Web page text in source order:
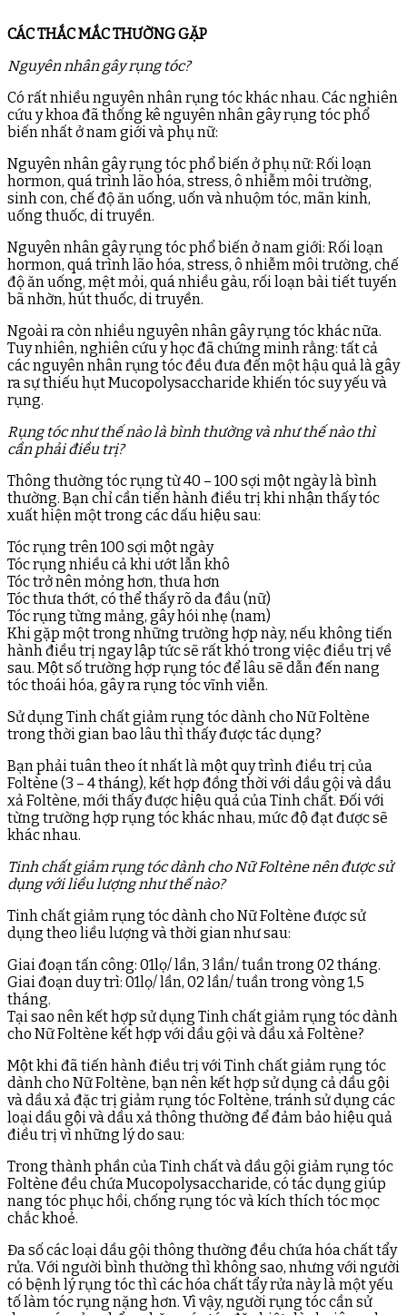
CÁC THẮC MẮC THƯỜNG GẶP
Nguyên nhân gây rụng tóc?
Có rất nhiều nguyên nhân rụng tóc khác nhau. Các nghiên
cứu y khoa đã thống kê nguyên nhân gây rụng tóc phổ
biến nhất ở nam giới và phụ nữ:
Nguyên nhân gây rụng tóc phổ biến ở phụ nữ: Rối loạn
hormon, quá trình lão hóa, stress, ô nhiễm môi trường,
sinh con, chế độ ăn uống, uốn và nhuộm tóc, mãn kinh,
uống thuốc, di truyền.
Nguyên nhân gây rụng tóc phổ biến ở nam giới: Rối loạn
hormon, quá trình lão hóa, stress, ô nhiễm môi trường, chế
độ ăn uống, mệt mỏi, quá nhiều gàu, rối loạn bài tiết tuyến
bã nhờn, hút thuốc, di truyền.
Ngoài ra còn nhiều nguyên nhân gây rụng tóc khác nữa.
Tuy nhiên, nghiên cứu y học đã chứng minh rằng: tất cả
các nguyên nhân rụng tóc đều đưa đến một hậu quả là gây
ra sự thiếu hụt Mucopolysaccharide khiến tóc suy yếu và
rụng.
Rụng tóc như thế nào là bình thường và như thế nào thì
cần phải điều trị?
Thông thường tóc rụng từ 40 – 100 sợi một ngày là bình
thường. Bạn chỉ cần tiến hành điều trị khi nhận thấy tóc
xuất hiện một trong các dấu hiệu sau:
Tóc rụng trên 100 sợi một ngày
Tóc rụng nhiều cả khi ướt lẫn khô
Tóc trở nên mỏng hơn, thưa hơn
Tóc thưa thớt, có thể thấy rõ da đầu (nữ)
Tóc rụng từng mảng, gây hói nhẹ (nam)
Khi gặp một trong những trường hợp này, nếu không tiến
hành điều trị ngay lập tức sẽ rất khó trong việc điều trị về
sau. Một số trường hợp rụng tóc để lâu sẽ dẫn đến nang
tóc thoái hóa, gây ra rụng tóc vĩnh viễn.
Sử dụng Tinh chất giảm rụng tóc dành cho Nữ Foltène
trong thời gian bao lâu thì thấy được tác dụng?
Bạn phải tuân theo ít nhất là một quy trình điều trị của
Foltène (3 – 4 tháng), kết hợp đồng thời với dầu gội và dầu
xả Foltène, mới thấy được hiệu quả của Tinh chất. Đối với
từng trường hợp rụng tóc khác nhau, mức độ đạt được sẽ
khác nhau.
Tinh chất giảm rụng tóc dành cho Nữ Foltène nên được sử
dụng với liều lượng như thế nào?
Tinh chất giảm rụng tóc dành cho Nữ Foltène được sử
dụng theo liều lượng và thời gian như sau:
Giai đoạn tấn công: 01lọ/ lần, 3 lần/ tuần trong 02 tháng.
Giai đoạn duy trì: 01lọ/ lần, 02 lần/ tuần trong vòng 1,5
tháng.
Tại sao nên kết hợp sử dụng Tinh chất giảm rụng tóc dành
cho Nữ Foltène kết hợp với dầu gội và dầu xả Foltène?
Một khi đã tiến hành điều trị với Tinh chất giảm rụng tóc
dành cho Nữ Foltène, bạn nên kết hợp sử dụng cả dầu gội
và dầu xả đặc trị giảm rụng tóc Foltène, tránh sử dụng các
loại dầu gội và dầu xả thông thường để đảm bảo hiệu quả
điều trị vì những lý do sau:
Trong thành phần của Tinh chất và dầu gội giảm rụng tóc
Foltène đều chứa Mucopolysaccharide, có tác dụng giúp
nang tóc phục hồi, chống rụng tóc và kích thích tóc mọc
chắc khoẻ.
Đa số các loại dầu gội thông thường đều chứa hóa chất tẩy
rửa. Với người bình thường thì không sao, nhưng với người
có bệnh lý rụng tóc thì các hóa chất tẩy rửa này là một yếu
tố làm tóc rụng nặng hơn. Vì vậy, người rụng tóc cần sử